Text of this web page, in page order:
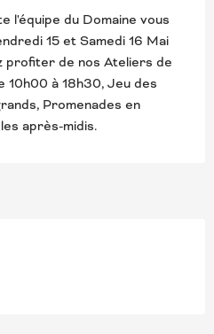
l'équipe du Domaine vous
15 et Samedi 16 Mai
profiter de nos Ateliers de
10h00 à 18h30, Jeu des
Promenades en
après-midis.